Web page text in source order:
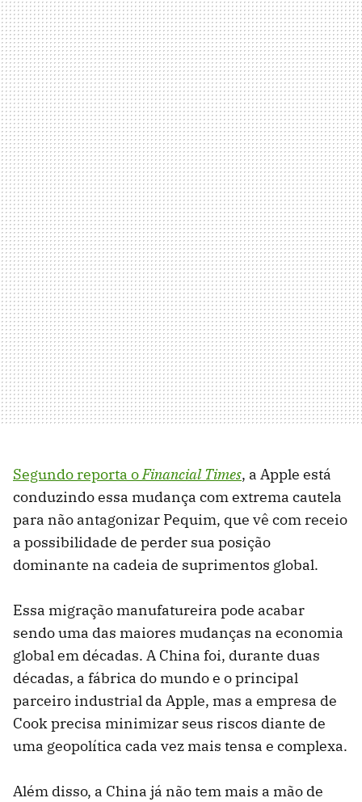
Segundo reporta oFinancial Times, a Apple está
conduzindo essa mudança com extrema cautela
para não antagonizar Pequim, que vê com receio
a possibilidade de perder sua posição
dominante na cadeia de suprimentos global.
Essa migração manufatureira pode acabar
sendo uma das maiores mudanças na economia
global em décadas. A China foi, durante duas
décadas, a fábrica do mundo e o principal
parceiro industrial da Apple, mas a empresa de
Cook precisa minimizar seus riscos diante de
uma geopolítica cada vez mais tensa e complexa.
Além disso, a China já não tem mais a mão de